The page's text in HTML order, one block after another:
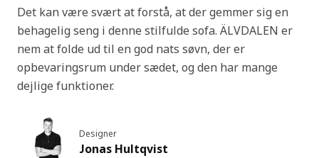
Det kan være svært at forstå, at der gemmer sig en
behagelig seng i denne stilfulde sofa. ÄLVDALEN er
nem at folde ud til en god nats søvn, der er
opbevaringsrum under sædet, og den har mange
dejlige funktioner.
Designer
Jonas Hultqvist